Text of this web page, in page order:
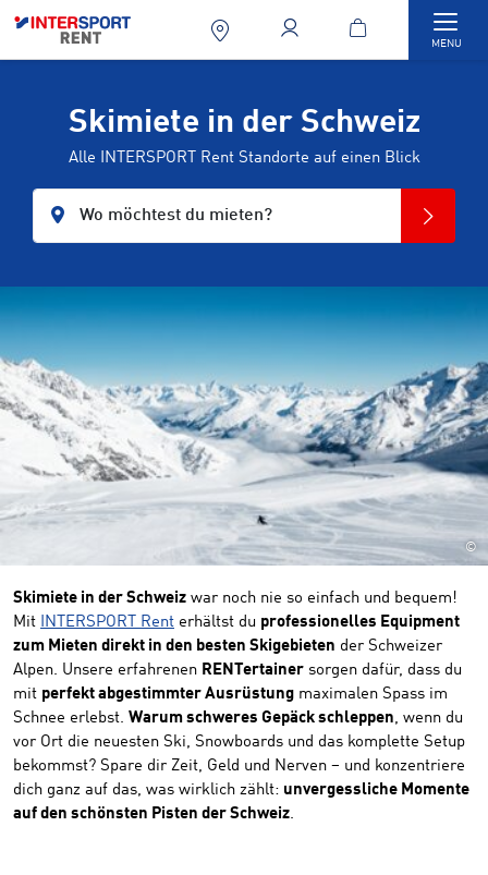
MENU
Skimiete in der Schweiz
Alle INTERSPORT Rent Standorte auf einen Blick
Wo möchtest du mieten?
©
Skimiete in der Schweiz war noch nie so einfach und bequem!
Mit INTERSPORT Rent erhältst du professionelles Equipment
zum Mieten direkt in den besten Skigebieten der Schweizer
Alpen. Unsere erfahrenen RENTertainer sorgen dafür, dass du
mit perfekt abgestimmter Ausrüstung maximalen Spass im
Schnee erlebst. Warum schweres Gepäck schleppen, wenn du
vor Ort die neuesten Ski, Snowboards und das komplette Setup
bekommst? Spare dir Zeit, Geld und Nerven – und konzentriere
dich ganz auf das, was wirklich zählt: unvergessliche Momente
auf den schönsten Pisten der Schweiz.